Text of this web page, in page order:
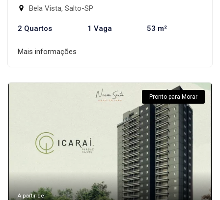
Bela Vista, Salto-SP
2 Quartos 1 Vaga 53 m²
Mais informações
Pronto para Morar
A partir de: